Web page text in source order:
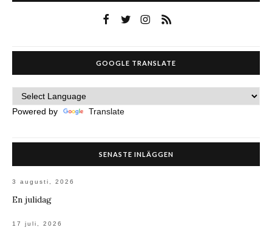
GOOGLE TRANSLATE
Powered by Translate
SENASTE INLÄGGEN
3 augusti, 2026
En julidag
17 juli, 2026